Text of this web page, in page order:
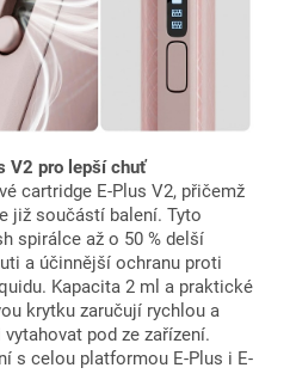
V2 pro lepší chuť
cartridge E-Plus V2, přičemž
již součástí balení. Tyto
spirálce až o 50 % delší
a účinnější ochranu proti
Kapacita 2 ml a praktické
krytku zaručují rychlou a
pod ze zařízení.
s celou platformou E-Plus i E-